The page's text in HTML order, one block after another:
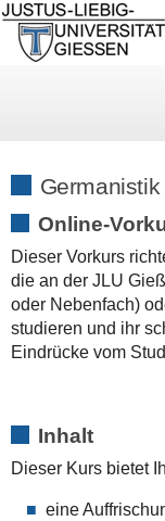
Online-
Dieser Vorkurs
die an der JLU
oder Nebenfach)
studieren und ihr
Eindrücke vom
Inhalt
Dieser Kurs bietet
eine